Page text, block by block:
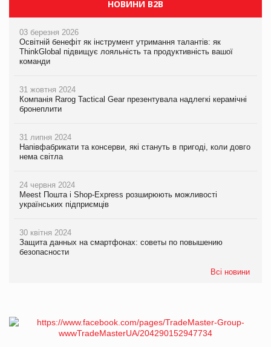
НОВИНИ B2B
03 березня 2026
Освітній бенефіт як інструмент утримання талантів: як
ThinkGlobal підвищує лояльність та продуктивність вашої
команди
31 жовтня 2024
Компанія Rarog Tactical Gear презентувала надлегкі керамічні
бронеплити
31 липня 2024
Напівфабрикати та консерви, які стануть в пригоді, коли довго
нема світла
24 червня 2024
Meest Пошта і Shop-Express розширюють можливості
українських підприємців
30 квітня 2024
Защита данных на смартфонах: советы по повышению
безопасности
Всі новини